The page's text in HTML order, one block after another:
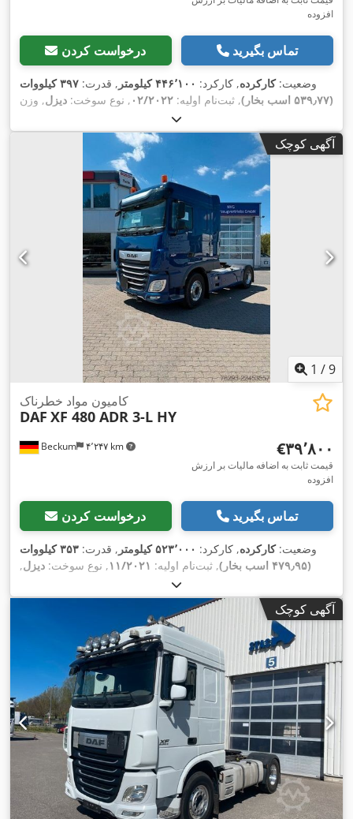
افزوده
درخواست کردن تماس بگیرید
وضعیت:کارکرده, کارکرد: ۴۴۶٬۱۰۰ کیلومتر , قدرت:
۳۹۷ کیلووات
(۵۳۹٫۷۷ اسب بخار)
, ثبت‌نام اولیه: ۰۲/۲۰۲۲ , نوع سوخت: دیزل, وزن
کل:۱۸٬۰۰۰ کیلوگرم
۳٬۷۵۰ میلی‌متر
, رنگ:سبز, کابین راننده:دیگر, نوع چرخ‌دنده:خودکار,
کلاس انتشار:
, سیستم تعلیق:فولاد-هوا
تجهیزات:
آگهی کوچک
1 /9
Beckum ۴٬۲۴۷ km
کامیون مواد خطرناک
DAF XF 480 ADR 3-L HY
‎€۳۹٬۸۰۰
قیمت ثابت به اضافه مالیات بر ارزش
افزوده
درخواست کردن تماس بگیرید
وضعیت:کارکرده, کارکرد: ۵۲۳٬۰۰۰ کیلومتر , قدرت:
۳۵۳ کیلووات
(۴۷۹٫۹۵ اسب بخار)
, ثبت‌نام اولیه: ۱۱/۲۰۲۱, نوع سوخت: دیزل,
پیکربندی محور:
رتاردر, رنگ:آبی, نوع چرخ‌دنده:خودکار, کلاس انتشار:یورو ۶ , سال
ساخت:
الکترونیکی (ESP), تهویه مطبوع, فیلتر دوده
آگهی کوچک